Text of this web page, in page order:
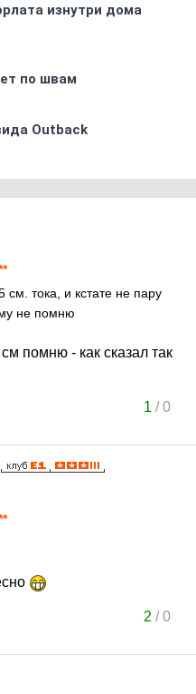
изнутри дома
по швам
Outback
тока, и кстате не пару
не помню
помню - как сказал так
1 /0
2 /0